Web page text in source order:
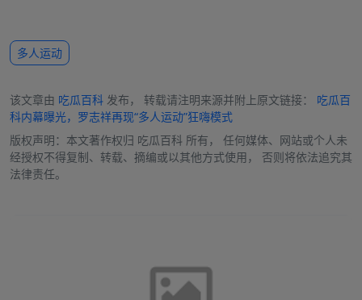
多人运动
该文章由 吃瓜百科 发布， 转载请注明来源并附上原文链接： 吃瓜百
科内幕曝光，罗志祥再现“多人运动”狂嗨模式
版权声明：本文著作权归 吃瓜百科 所有， 任何媒体、网站或个人未
经授权不得复制、转载、摘编或以其他方式使用， 否则将依法追究其
法律责任。